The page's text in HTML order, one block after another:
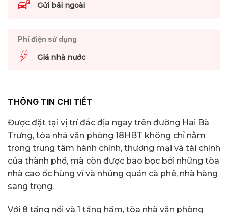
Gửi bãi ngoài
Phí điện sử dụng
Giá nhà nước
THÔNG TIN CHI TIẾT
Được đặt tại vị trí đắc địa ngay trên đường Hai Bà
Trưng, tòa nhà văn phòng 18HBT không chỉ nằm
trong trung tâm hành chính, thương mại và tài chính
của thành phố, mà còn được bao bọc bởi những tòa
nhà cao ốc hùng vĩ và nhủng quán cà phê, nhà hàng
sang trọng.
Với 8 tầng nổi và 1 tầng hầm, tòa nhà văn phòng